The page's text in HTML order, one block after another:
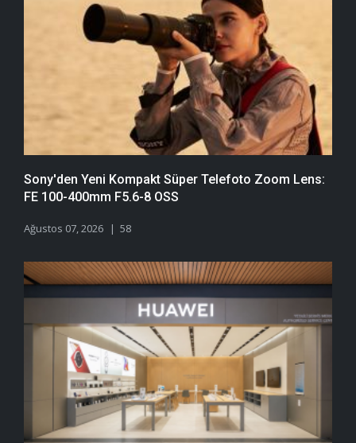
Sony'den Yeni Kompakt Süper Telefoto Zoom Lens:
FE 100-400mm F5.6-8 OSS
Ağustos 07, 2026 58